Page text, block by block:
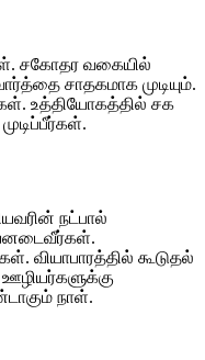
சகோதர வகையில்
சாதகமாக முடியும்.
உத்தியோகத்தில் சக
நட்பால்
வியாபாரத்தில் கூடுதல்
நாள்.